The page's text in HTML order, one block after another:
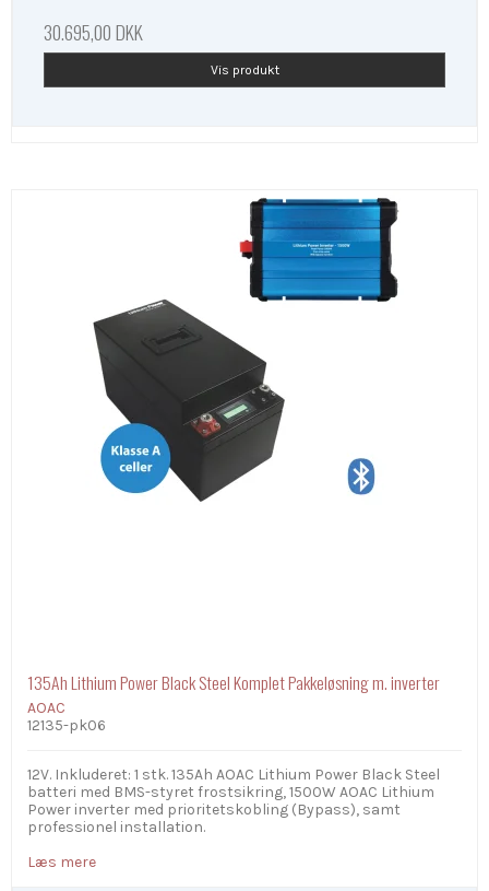
30.695,00 DKK
Vis produkt
135Ah Lithium Power Black Steel Komplet Pakkeløsning m. inverter
AOAC
12135-pk06
12V. Inkluderet: 1 stk. 135Ah AOAC Lithium Power Black Steel
batteri med BMS-styret frostsikring, 1500W AOAC Lithium
Power inverter med prioritetskobling (Bypass), samt
professionel installation.
Læs mere